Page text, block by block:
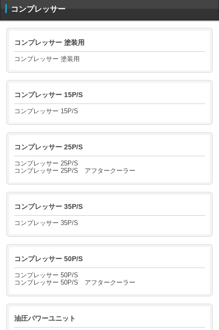
コンプレッサー
コンプレッサー 塗装用
コンプレッサー 塗装用
コンプレッサー 15P/S
コンプレッサー 15P/S
コンプレッサー 25P/S
コンプレッサー 25P/S
コンプレッサー 25P/S アフタークーラー
コンプレッサー 35P/S
コンプレッサー 35P/S
コンプレッサー 50P/S
コンプレッサー 50P/S
コンプレッサー 50P/S アフタークーラー
油圧パワーユニット